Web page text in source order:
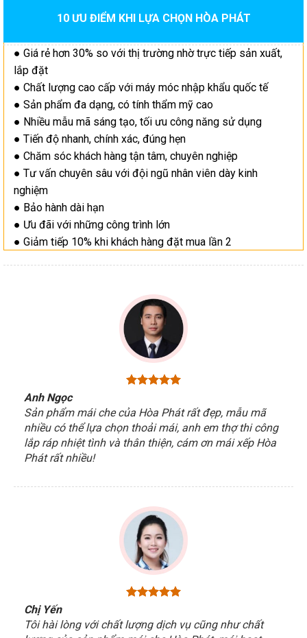
10 ƯU ĐIỂM KHI LỰA CHỌN HÒA PHÁT
● Giá rẻ hơn 30% so với thị trường nhờ trực tiếp sản xuất,
lắp đặt
● Chất lượng cao cấp với máy móc nhập khẩu quốc tế
● Sản phẩm đa dạng, có tính thẩm mỹ cao
● Nhiều mẫu mã sáng tạo, tối ưu công năng sử dụng
● Tiến độ nhanh, chính xác, đúng hẹn
● Chăm sóc khách hàng tận tâm, chuyên nghiệp
● Tư vấn chuyên sâu với đội ngũ nhân viên dày kinh
nghiệm
● Bảo hành dài hạn
● Ưu đãi với những công trình lớn
● Giảm tiếp 10% khi khách hàng đặt mua lần 2
Anh Ngọc
Sản phẩm mái che của Hòa Phát rất đẹp, mẫu mã
nhiều có thể lựa chọn thoải mái, anh em thợ thi công
lắp ráp nhiệt tình và thân thiện, cám ơn mái xếp Hòa
Phát rất nhiều!
Chị Yến
Tôi hài lòng với chất lượng dịch vụ cũng như chất